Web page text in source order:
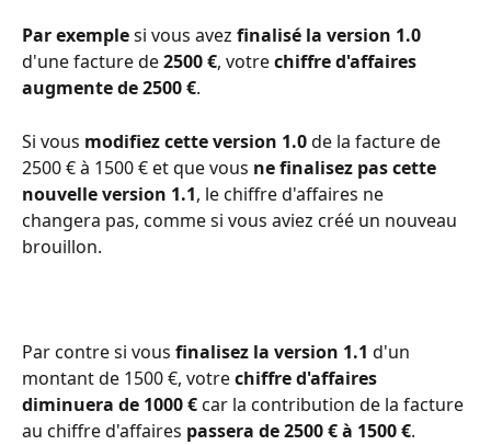
Par exemple si vous avez finalisé la version 1.0
d'une facture de 2500 €, votre chiffre d'affaires
augmente de 2500 €.
Si vous modifiez cette version 1.0 de la facture de
2500 € à 1500 € et que vous ne finalisez pas cette
nouvelle version 1.1, le chiffre d'affaires ne
changera pas, comme si vous aviez créé un nouveau
brouillon.
﻿Par contre si vous finalisez la version 1.1 d'un
montant de 1500 €, votre chiffre d'affaires
diminuera de 1000 € car la contribution de la facture
au chiffre d'affaires passera de 2500 € à 1500 €.